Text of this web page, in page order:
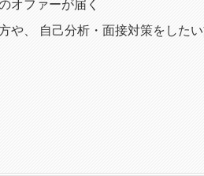
オファーが届く
や、 自己分析・面接対策をした